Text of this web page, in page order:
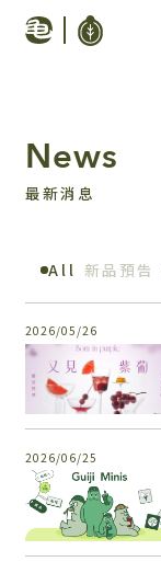
最新消息
News
All 新品預告
2026/05/26
2026/06/25